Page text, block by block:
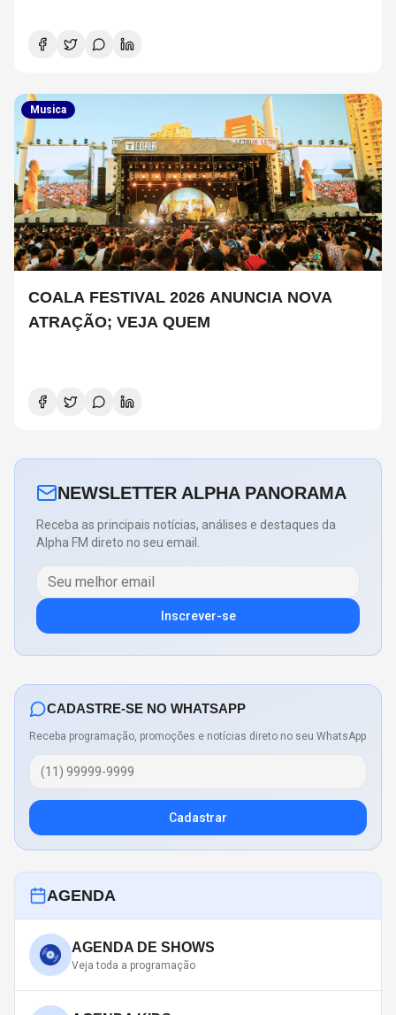
Musica
COALA FESTIVAL 2026 ANUNCIA NOVA
ATRAÇÃO; VEJA QUEM
NEWSLETTER ALPHA PANORAMA
Receba as principais notícias, análises e destaques da
Alpha FM direto no seu email.
Inscrever-se
CADASTRE-SE NO WHATSAPP
Receba programação, promoções e notícias direto no seu WhatsApp
Cadastrar
AGENDA
AGENDA DE SHOWS
Veja toda a programação